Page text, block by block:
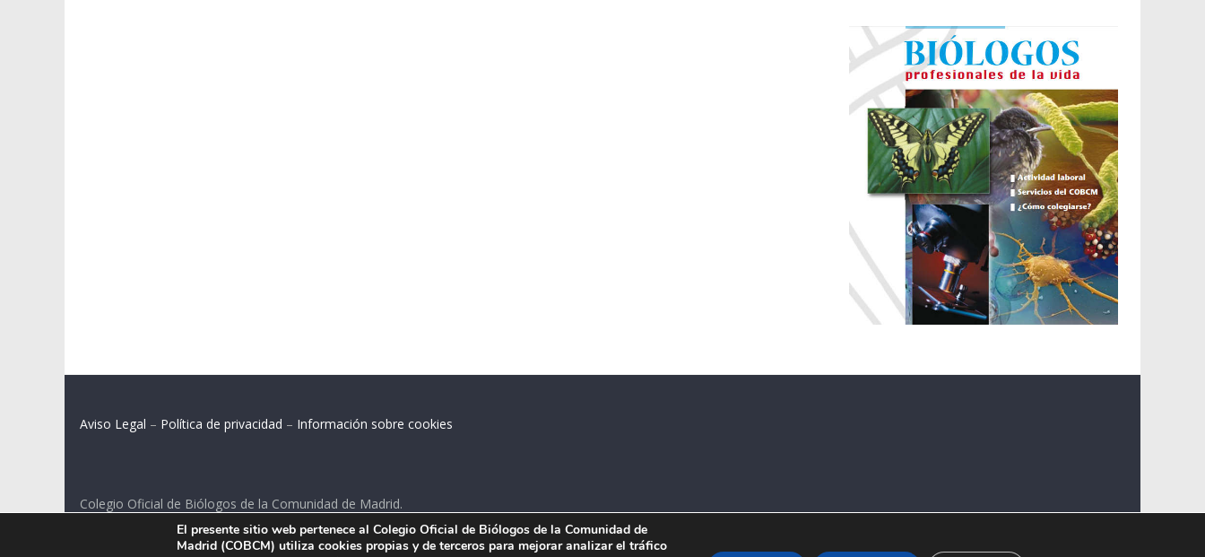
Aviso Legal – Política de privacidad – Información sobre cookies
Colegio Oficial de Biólogos de la Comunidad de Madrid.
C/ Santa Engracia 108, 2º int.izq. 28003 Madrid.
El presente sitio web pertenece al Colegio Oficial de Biólogos de la Comunidad de
Madrid (COBCM) utiliza cookies propias y de terceros para mejorar analizar el tráfico